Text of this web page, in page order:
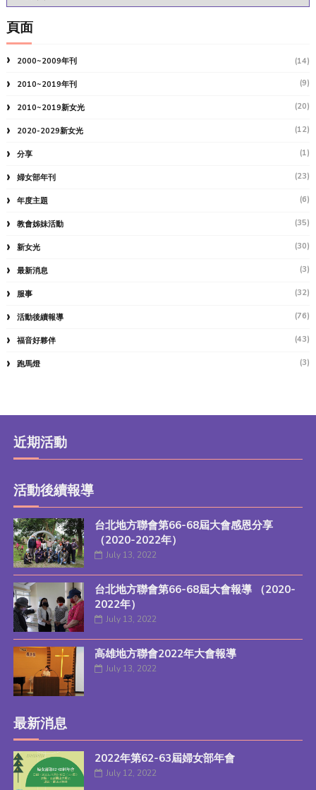
頁面
2000~2009年刊 (14)
2010~2019年刊 (9)
2010~2019新女光 (20)
2020-2029新女光 (12)
分享 (1)
婦女部年刊 (23)
年度主題 (6)
教會姊妹活動 (35)
新女光 (30)
最新消息 (3)
服事 (32)
活動後續報導 (76)
福音好夥伴 (43)
跑馬燈 (3)
近期活動
活動後續報導
台北地方聯會第66-68屆大會感恩分享
（2020-2022年）
July 13, 2022
台北地方聯會第66-68屆大會報導 （2020-
2022年）
July 13, 2022
高雄地方聯會2022年大會報導
July 13, 2022
最新消息
2022年第62-63屆婦女部年會
July 12, 2022